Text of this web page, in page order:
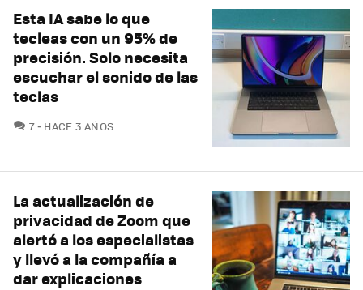
Esta IA sabe lo que
tecleas con un 95% de
precisión. Solo necesita
escuchar el sonido de las
teclas
7COMENTARIOS
HACE 3 AÑOS
La actualización de
privacidad de Zoom que
alertó a los especialistas
y llevó a la compañía a
dar explicaciones